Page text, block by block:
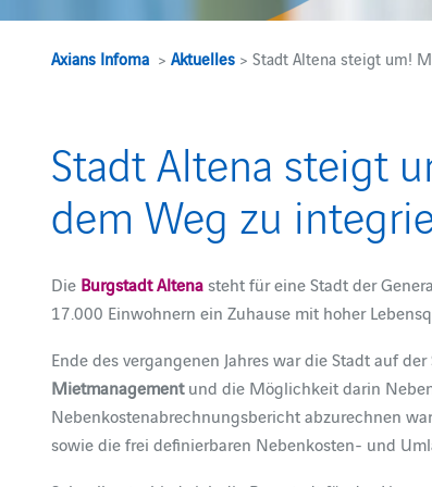
Axians Infoma >Aktuelles > Stadt Altena steigt um!
Stadt Altena steigt
dem Weg zu
Die Burgstadt Altenasteht für eine Stadt der
17.000 Einwohnern ein Zuhause mit hoher
Ende des vergangenen Jahres war die Stadt auf
Mietmanagementund die Möglichkeit darin
Nebenkostenabrechnungsbericht abzurechnen
sowie die frei definierbaren Nebenkosten- und